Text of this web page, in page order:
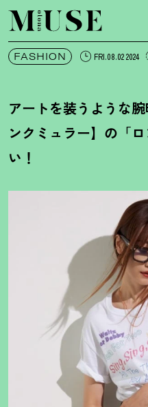
オトナミューズ ウ
FASHION FRI.08.02 2024
アートを装うような
ンクミュラー】の「
い ！